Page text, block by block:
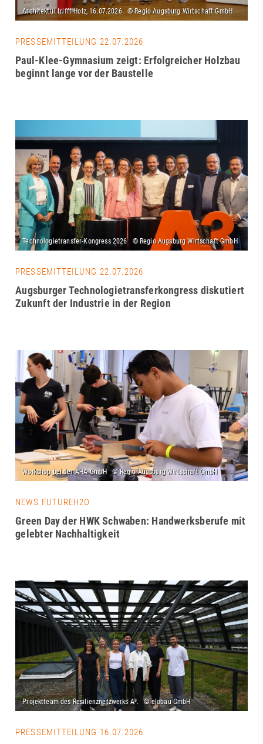
PRESSEMITTEILUNG 22.07.2026
Paul-Klee-Gymnasium zeigt: Erfolgreicher Holzbau
beginnt lange vor der Baustelle
PRESSEMITTEILUNG 22.07.2026
Augsburger Technologietransferkongress diskutiert
Zukunft der Industrie in der Region
NEWS FUTUREH2O
Green Day der HWK Schwaben: Handwerksberufe mit
gelebter Nachhaltigkeit
PRESSEMITTEILUNG 16.07.2026